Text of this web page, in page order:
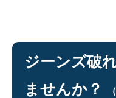
ジーンズ破
ませんか？